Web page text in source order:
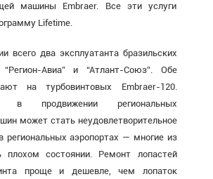
машины Embraer. Все эти услуги
Lifetime.
всего два эксплуатанта бразильских
Авиа” и “Атлант-Союз”. Обе
на турбовинтовых Embraer-120.
в продвижении региональных
может стать неудовлетворительное
региональных аэропортах — многие из
плохом состоянии. Ремонт лопастей
проще и дешевле, чем лопаток